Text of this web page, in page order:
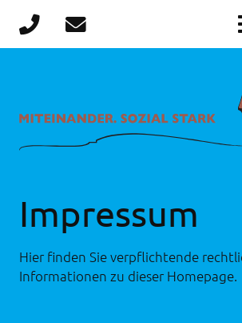
Impressum
Hier finden Sie verpflichtende
Informationen zu dieser Homepage.